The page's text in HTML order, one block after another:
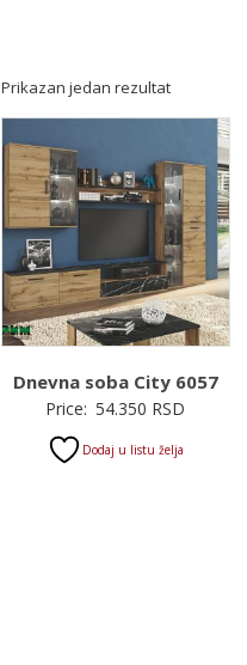
Prikazan jedan rezultat
Dnevna soba City 6057
Price: 54.350 RSD
Dodaj u listu želja